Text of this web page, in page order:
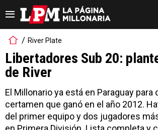
River Plate
Libertadores Sub 20:
de River
El Millonario ya está en Paraguay para
certamen que ganó en el año 2012.
del primer equipo y dos jugadores